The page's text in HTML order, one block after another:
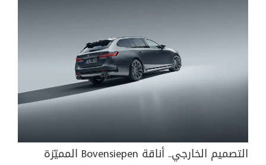
التصميم الخارجي.. أناقة Bovensiepen المميّزة